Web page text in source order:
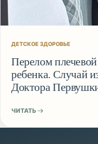
ДЕТСКОЕ ЗДОРОВЬЕ
Перелом
ребенка. Случай
Доктора
ЧИТАТЬ